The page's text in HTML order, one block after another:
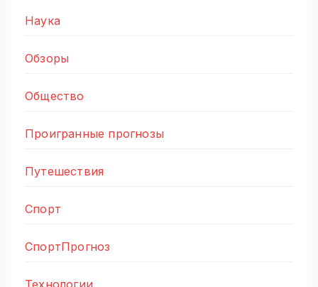
Наука
Обзоры
Общество
Проигранные прогнозы
Путешествия
Спорт
СпортПрогноз
Технологии